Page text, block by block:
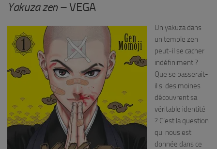
Yakuza zen– VEGA
Un yakuza dans
un temple zen
peut-il se cacher
indéfiniment ?
Que se passerait-
il si des moines
découvrent sa
véritable identité
? C’est la question
qui nous est
donnée dans ce